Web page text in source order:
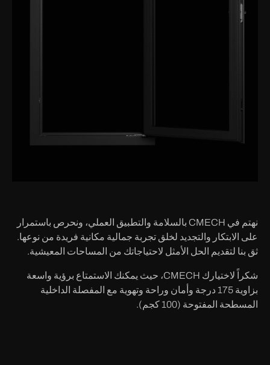
نهتم في CMECH بالسلامة والتطبيق العملي، ونحرص باستمرار
على الابتكار والتجديد لخلق تجربة جمالية مكانية فريدة من نوعها.
ثق بنا لتقديم الحل الأمثل لاحتياجاتك من المساحات المعيشية.
شكراً لاختيارك CMECH، حيث يمكنك الاستمتاع برؤية واسعة
بزاوية 175 درجة وأمان وراحة وتهوية مع المفصلة الداخلية
المسطحة المفتوحة (100 كجم).